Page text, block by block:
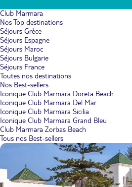
Club Marmara
Nos Top destinations
Séjours Grèce
Séjours Espagne
Séjours Maroc
Séjours Bulgarie
Séjours France
Toutes nos destinations
Nos Best-sellers
Iconique Club Marmara Doreta Beach
Iconique Club Marmara Del Mar
Iconique Club Marmara Sicilia
Iconique Club Marmara Grand Bleu
Club Marmara Zorbas Beach
Tous nos Best-sellers